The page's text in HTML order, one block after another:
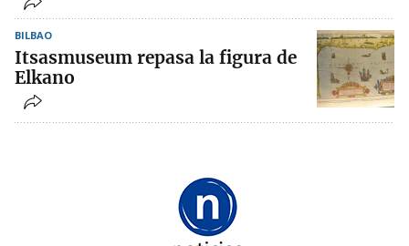
BILBAO
Itsasmuseum repasa la figura de
Elkano